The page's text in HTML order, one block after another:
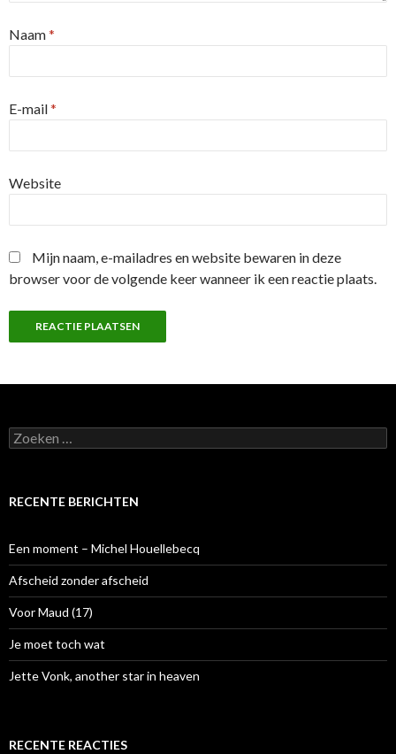
Naam*
E-mail*
Website
Mijn naam, e-mailadres en website bewaren in deze
browser voor de volgende keer wanneer ik een reactie plaats.
Z
o
e
a
a
r
:
RECENTE BERICHTEN
Een moment – Michel Houellebecq
Afscheid zonder afscheid
Voor Maud (17)
Je moet toch wat
Jette Vonk, another star in heaven
RECENTE REACTIES